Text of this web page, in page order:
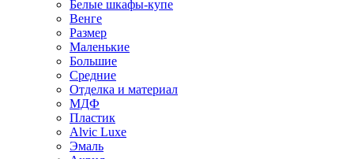
Белые шкафы-купе
Венге
Размер
Маленькие
Большие
Средние
Отделка и материал
МДФ
Пластик
Alvic Luxe
Эмаль